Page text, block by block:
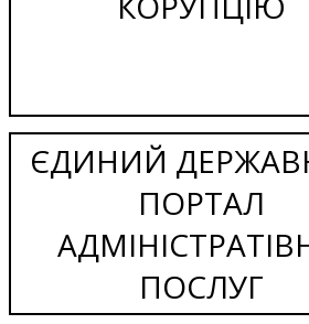
ЄДИНИЙ
ПОРТАЛ
ПОСЛУГ